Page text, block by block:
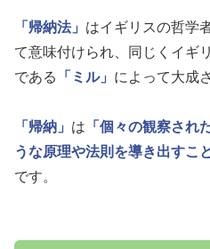
「帰納法」 はイギリスの哲学
て意味付けられ、同じくイギ
である
「ミル」 によって大成
「帰納」 は 「個々の観察され
うな原理や法則を導き出すこと
です。